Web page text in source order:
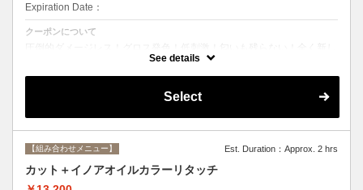
Expiration Date：
クーポンについて
い処方のイノアオイルカラーのセットメニュー☆
See details
Select
【組み合わせメニュー】 Est. Duration：Approx. 2 hrs
カット＋イノアオイルカラーリタッチ